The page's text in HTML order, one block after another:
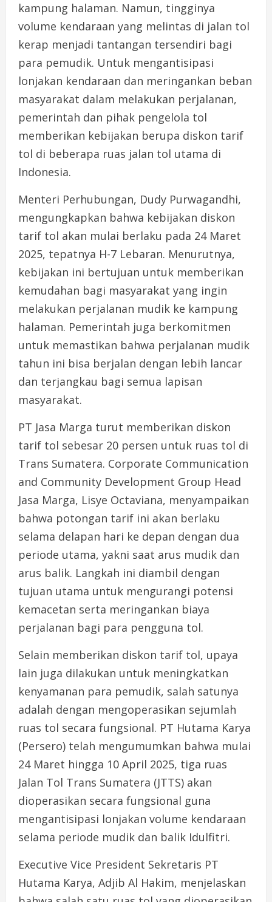
kampung halaman. Namun, tingginya
volume kendaraan yang melintas di jalan tol
kerap menjadi tantangan tersendiri bagi
para pemudik. Untuk mengantisipasi
lonjakan kendaraan dan meringankan beban
masyarakat dalam melakukan perjalanan,
pemerintah dan pihak pengelola tol
memberikan kebijakan berupa diskon tarif
tol di beberapa ruas jalan tol utama di
Indonesia.
Menteri Perhubungan, Dudy Purwagandhi,
mengungkapkan bahwa kebijakan diskon
tarif tol akan mulai berlaku pada 24 Maret
2025, tepatnya H-7 Lebaran. Menurutnya,
kebijakan ini bertujuan untuk memberikan
kemudahan bagi masyarakat yang ingin
melakukan perjalanan mudik ke kampung
halaman. Pemerintah juga berkomitmen
untuk memastikan bahwa perjalanan mudik
tahun ini bisa berjalan dengan lebih lancar
dan terjangkau bagi semua lapisan
masyarakat.
PT Jasa Marga turut memberikan diskon
tarif tol sebesar 20 persen untuk ruas tol di
Trans Sumatera. Corporate Communication
and Community Development Group Head
Jasa Marga, Lisye Octaviana, menyampaikan
bahwa potongan tarif ini akan berlaku
selama delapan hari ke depan dengan dua
periode utama, yakni saat arus mudik dan
arus balik. Langkah ini diambil dengan
tujuan utama untuk mengurangi potensi
kemacetan serta meringankan biaya
perjalanan bagi para pengguna tol.
Selain memberikan diskon tarif tol, upaya
lain juga dilakukan untuk meningkatkan
kenyamanan para pemudik, salah satunya
adalah dengan mengoperasikan sejumlah
ruas tol secara fungsional. PT Hutama Karya
(Persero) telah mengumumkan bahwa mulai
24 Maret hingga 10 April 2025, tiga ruas
Jalan Tol Trans Sumatera (JTTS) akan
dioperasikan secara fungsional guna
mengantisipasi lonjakan volume kendaraan
selama periode mudik dan balik Idulfitri.
Executive Vice President Sekretaris PT
Hutama Karya, Adjib Al Hakim, menjelaskan